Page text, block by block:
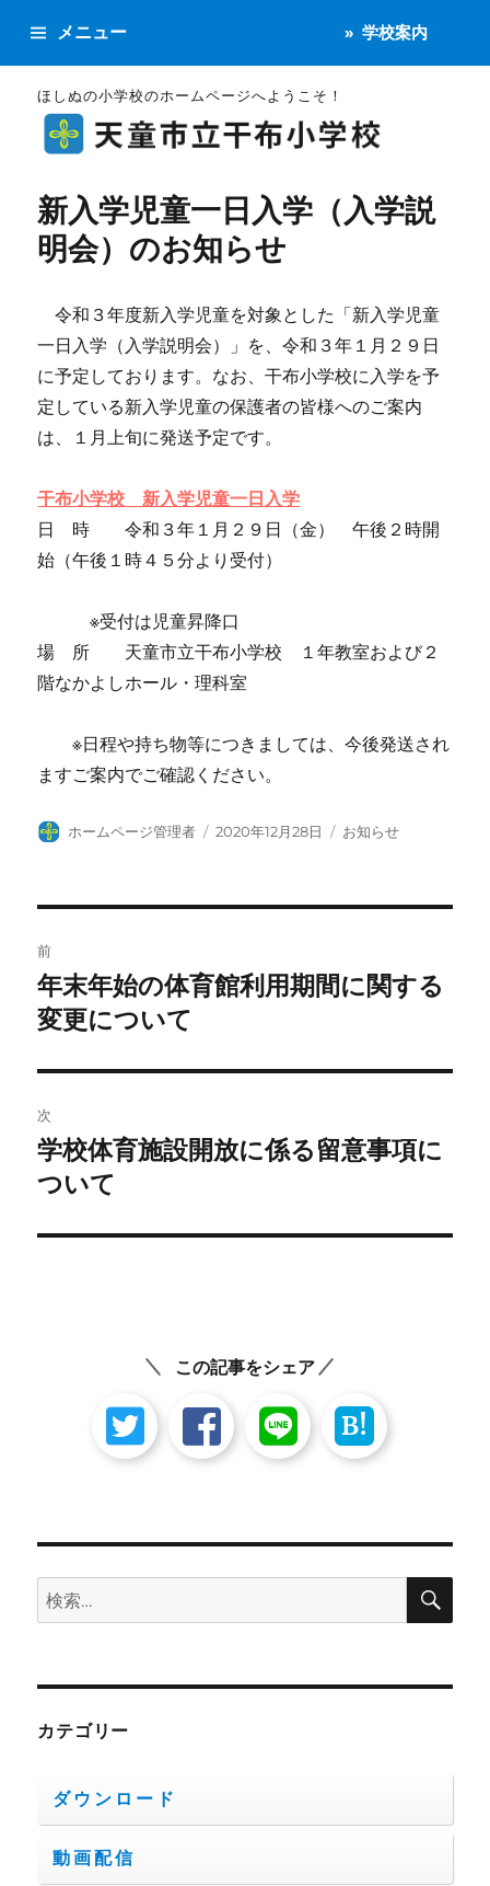
ほしぬの小学校のホームページへようこそ！
メニュー 学校案内
新入学児童一日入学（入学説
明会）のお知らせ
令和３年度新入学児童を対象とした「新入学児童
一日入学（入学説明会）」を、令和３年１月２９日
に予定しております。なお、干布小学校に入学を予
定している新入学児童の保護者の皆様へのご案内
は、１月上旬に発送予定です。
干布小学校 新入学児童一日入学
日 時 令和３年１月２９日（金） 午後２時開
始（午後１時４５分より受付）
※受付は児童昇降口
場 所 天童市立干布小学校 １年教室および２
階なかよしホール・理科室
※日程や持ち物等につきましては、今後発送され
ますご案内でご確認ください。
投
ホームページ管理者
投
2020年12月28日
カ
お知らせ
稿
ナ
ビ
ゲ
ー
前
前
の
稿:
年末年始の体育館利用期間に関する
変更について
次
次
の
稿:
学校体育施設開放に係る留意事項に
ついて
この記事をシェア
B!
検
索:
検
カテゴリー
ダウンロード
動画配信